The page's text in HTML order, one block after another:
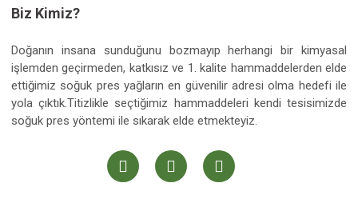
Biz Kimiz?
Doğanın insana sunduğunu bozmayıp herhangi bir kimyasal
işlemden geçirmeden, katkısız ve 1. kalite hammaddelerden elde
ettiğimiz soğuk pres yağların en güvenilir adresi olma hedefi ile
yola çıktık.Titizlikle seçtiğimiz hammaddeleri kendi tesisimizde
soğuk pres yöntemi ile sıkarak elde etmekteyiz.